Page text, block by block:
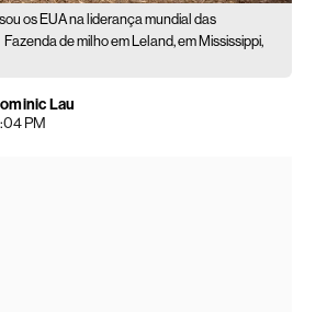
os EUA na liderança mundial das
Fazenda de milho em Leland, em Mississippi,
Lau
PM